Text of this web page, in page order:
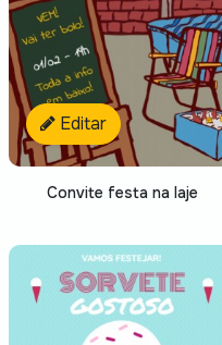
Editar
Convite festa na laje